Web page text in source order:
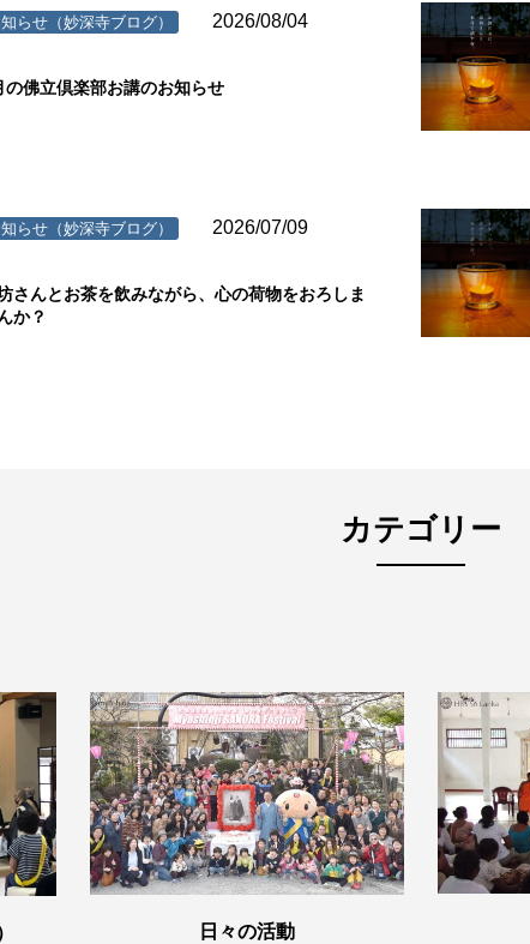
らせ（妙深寺ブログ） 2026/08/04
の佛立倶楽部お講のお知らせ
らせ（妙深寺ブログ） 2026/07/09
さんとお茶を飲みながら、心の荷物をおろしま
か？
カテゴリー
日々の活動